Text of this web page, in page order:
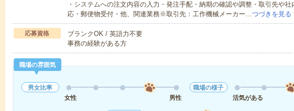
・システムへの注文内容の入力・発注手配・納期の確認や調整・取引先や
応・郵便物受付・他、関連業務※取引先：工作機械メーカー…つづきを見る
応募資格
ブランクOK / 英語力不要
事務の経験がある方
職場の雰囲気
男女比率
女性
男性
職場の様子
活気がある